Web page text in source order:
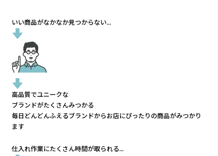
いい商品がなかなか見つからない...
高品質でユニークな
ブランドがたくさんみつかる
毎日どんどんふえるブランドからお店にぴったりの商品がみつかり
ます
仕入れ作業にたくさん時間が取られる...